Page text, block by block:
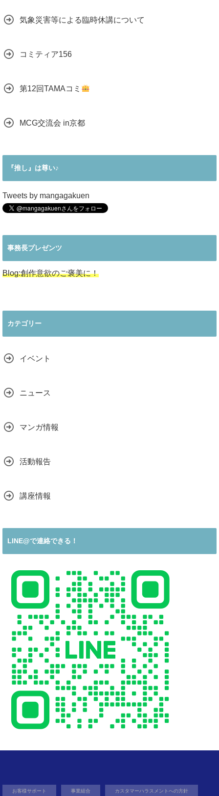
気象災害等による臨時休講について
コミティア156
第12回TAMAコミ
MCG交流会 in京都
『推し』は尊い♪
Tweets by mangagakuen
事務長プレゼンツ
Blog:創作意欲のご褒美に！
カテゴリー
イベント
ニュース
マンガ情報
活動報告
講座情報
LINE@で連絡できる！
お客様サポート 事業組合 カスタマーハラスメントへの方針